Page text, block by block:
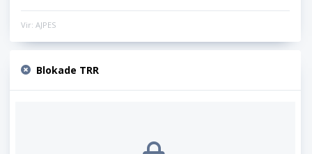
Vir: AJPES
Blokade TRR